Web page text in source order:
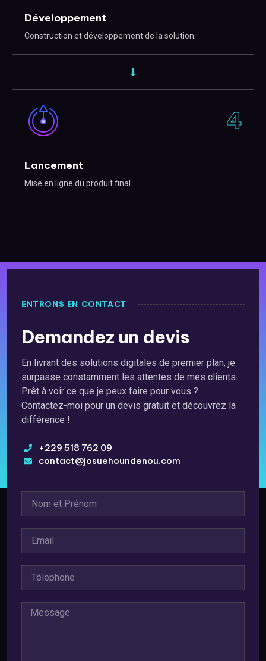
Développement
Construction et développement de la solution.
4
Lancement
Mise en ligne du produit final.
ENTRONS EN CONTACT
Demandez un devis
En livrant des solutions digitales de premier plan, je
surpasse constamment les attentes de mes clients.
Prêt à voir ce que je peux faire pour vous ?
Contactez-moi pour un devis gratuit et découvrez la
différence !
+229 518 762 09
contact@josuehoundenou.com